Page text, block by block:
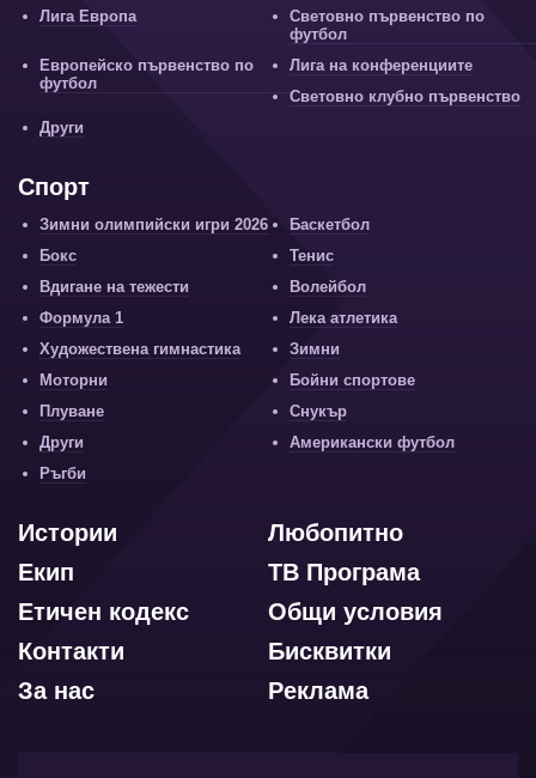
Лига Европа
Световно първенство по
футбол
Европейско първенство по
футбол
Лига на конференциите
Световно клубно първенство
Други
Спорт
Зимни олимпийски игри 2026
Баскетбол
Бокс
Тенис
Вдигане на тежести
Волейбол
Формула 1
Лека атлетика
Художествена гимнастика
Зимни
Моторни
Бойни спортове
Плуване
Снукър
Други
Американски футбол
Ръгби
Любопитно
Истории
ТВ Програма
Екип
Общи условия
Етичен кодекс
Бисквитки
Контакти
Реклама
За нас